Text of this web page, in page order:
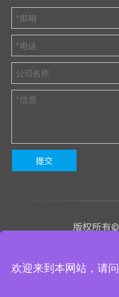
提交
版权所有
We use cookies to enable
欢迎来到本网站，请